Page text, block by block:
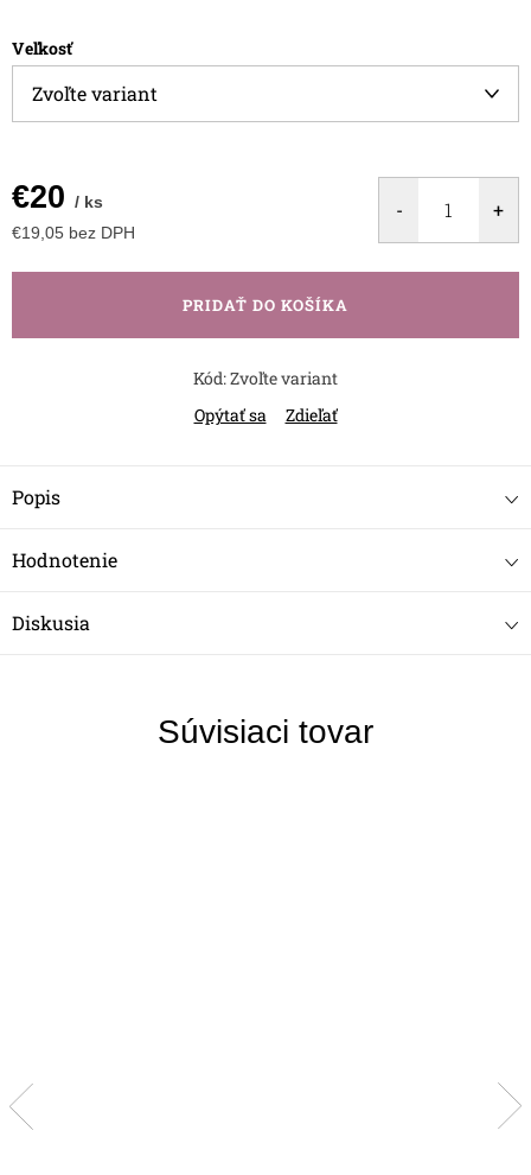
Veľkosť
€20 / ks
€19,05 bez DPH
cena:
PRIDAŤ DO KOŠÍKA
Kód:Zvoľte variant
Opýtať sa
Zdieľať
Popis
Hodnotenie
Diskusia
Súvisiaci tovar